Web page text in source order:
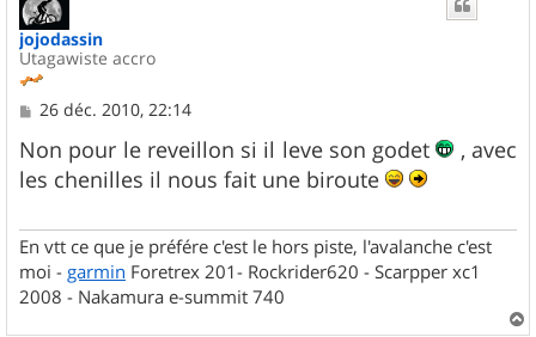
jojodassin
Utagawiste accro
M
s
s
a
26 déc. 2010, 22:14
Non pour le reveillon si il leve son godet
, avec
les chenilles il nous fait une biroute
En vtt ce que je préfére c'est le hors piste, l'avalanche c'est
moi - garmin Foretrex 201- Rockrider620 - Scarpper xc1
2008 - Nakamura e-summit 740